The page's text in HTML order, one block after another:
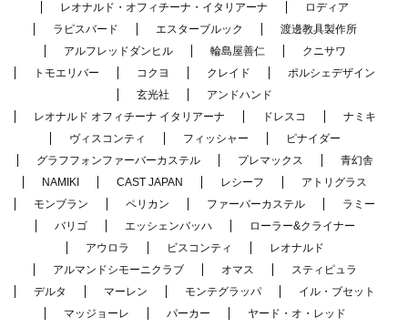
レオナルド・オフィチーナ・イタリアーナ
ロディア
ラピスバード
エスターブルック
渡邊教具製作所
アルフレッドダンヒル
輪島屋善仁
クニサワ
トモエリバー
コクヨ クレイド
ポルシェデザイン
玄光社
アンドハンド
レオナルド オフィチーナ イタリアーナ
ドレスコ
ナミキ
ヴィスコンティ
フィッシャー
ピナイダー
グラフフォンファーバーカステル
プレマックス
青幻舎
NAMIKI
CAST JAPAN レシーフ
アトリグラス
モンブラン
ペリカン ファーバーカステル
ラミー
バリゴ
エッシェンバッハ
ローラー&クライナー
アウロラ
ビスコンティ
レオナルド
アルマンドシモーニクラブ
オマス
スティピュラ
デルタ
マーレン モンテグラッパ
イル・ブセット
マッジョーレ
パーカー
ヤード・オ・レッド